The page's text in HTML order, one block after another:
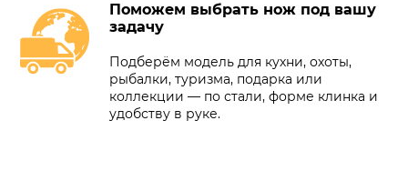
Поможем выбрать нож под вашу
задачу
Подберём модель для кухни, охоты,
рыбалки, туризма, подарка или
коллекции — по стали, форме клинка и
удобству в руке.